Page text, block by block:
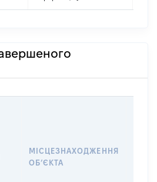
МІСЦЕЗНАХОДЖЕННЯ
ОБʼЄКТА